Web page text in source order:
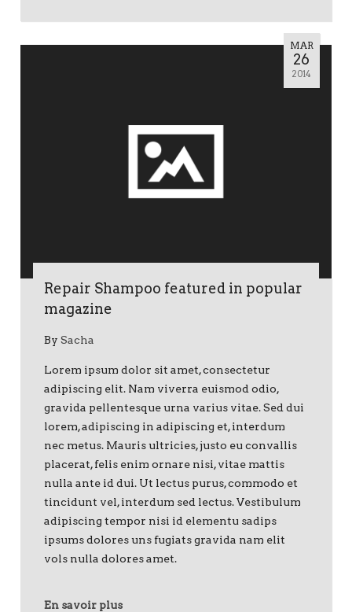
MAR
26
2014
Repair Shampoo featured in popular
magazine
BySacha
Lorem ipsum dolor sit amet, consectetur
adipiscing elit. Nam viverra euismod odio,
gravida pellentesque urna varius vitae. Sed dui
lorem, adipiscing in adipiscing et, interdum
nec metus. Mauris ultricies, justo eu convallis
placerat, felis enim ornare nisi, vitae mattis
nulla ante id dui. Ut lectus purus, commodo et
tincidunt vel, interdum sed lectus. Vestibulum
adipiscing tempor nisi id elementu sadips
ipsums dolores uns fugiats gravida nam elit
vols nulla dolores amet.
En savoir plus